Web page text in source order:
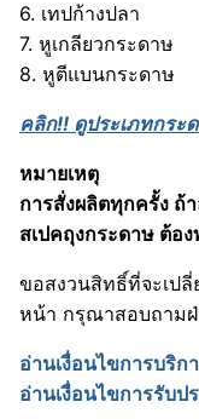
6. เทปก้างปลา
7. หูเกลียวกระดาษ
8. หูตีแบนกระดาษ
คลิก!! ดูประเภทกระ
หมายเหตุ
การสั่งผลิตทุกครั้ง ถ้
สเปคถุงกระดาษ ต้อ
ขอสงวนสิทธิ์ที่จะเป
หน้า กรุณาสอบถามฝ่
อ่านเงื่อนไขการบริก
อ่านเงื่อนไขการรับป